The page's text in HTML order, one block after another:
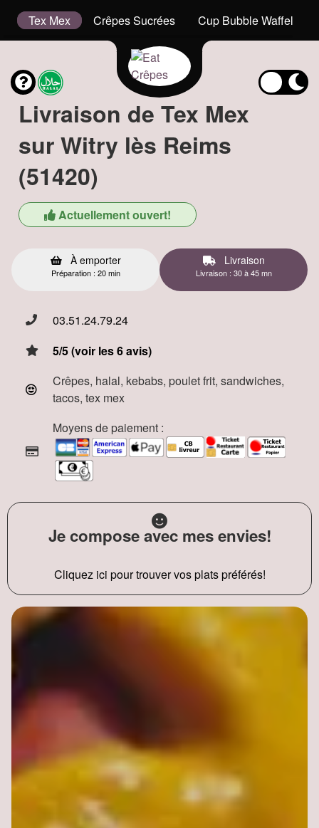
Tex Mex Crêpes Sucrées Cup Bubble Waffel
Livraison de Tex Mex
sur Witry lès Reims
(51420)
Actuellement ouvert!
À emporter
Préparation : 20 min
Livraison
Livraison : 30 à 45 mn
03.51.24.79.24
5/5 (voir les 6 avis)
Crêpes, halal, kebabs, poulet frit, sandwiches,
tacos, tex mex
Moyens de paiement :
Je compose avec mes envies!
Cliquez ici pour trouver vos plats préférés!